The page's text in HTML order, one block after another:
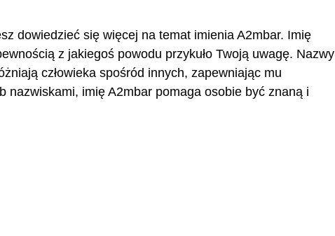
dowiedzieć się więcej na temat imienia A2mbar. Imię
z jakiegoś powodu przykuło Twoją uwagę. Nazwy
człowieka spośród innych, zapewniając mu
nazwiskami, imię A2mbar pomaga osobie być znaną i